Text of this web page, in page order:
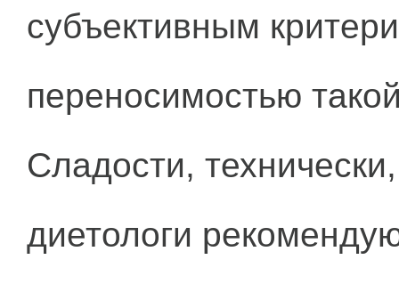
субъективным
переносимостью
Сладости,
диетологи